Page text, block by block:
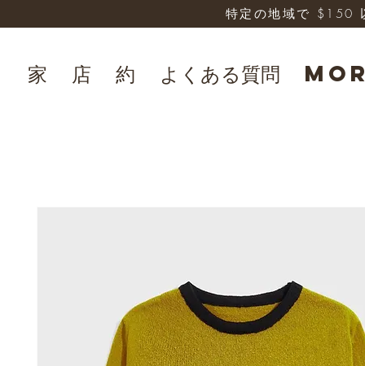
家 店 約 よくある質問
特定の地域で $150